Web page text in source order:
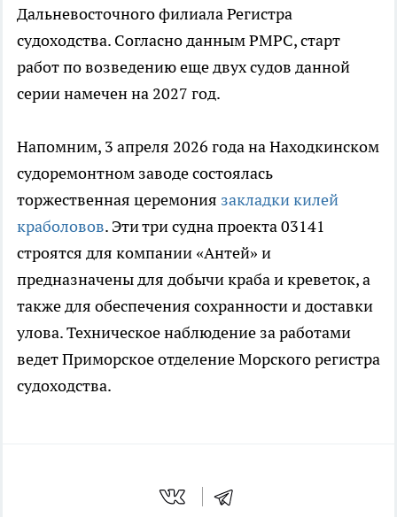
Дальневосточного филиала Регистра
судоходства. Согласно данным РМРС, старт
работ по возведению еще двух судов данной
серии намечен на 2027 год.
Напомним, 3 апреля 2026 года на Находкинском
судоремонтном заводе состоялась
торжественная церемония закладки килей
краболовов. Эти три судна проекта 03141
строятся для компании «Антей» и
предназначены для добычи краба и креветок, а
также для обеспечения сохранности и доставки
улова. Техническое наблюдение за работами
ведет Приморское отделение Морского регистра
судоходства.